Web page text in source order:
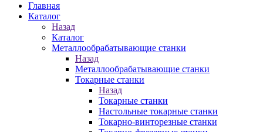
Главная
Каталог
Назад
Каталог
Металлообрабатывающие станки
Назад
Металлообрабатывающие станки
Токарные станки
Назад
Токарные станки
Настольные токарные станки
Токарно-винторезные станки